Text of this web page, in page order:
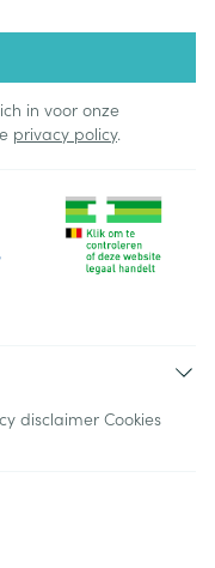
in voor onze
privacy policy.
disclaimer Cookies